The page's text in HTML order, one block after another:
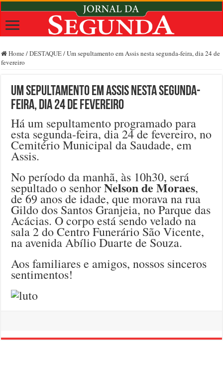
Home /DESTAQUE/Um sepultamento em Assis nesta segunda-feira, dia 24 de
fevereiro
Um sepultamento em Assis nesta segunda-
feira, dia 24 de fevereiro
Há um sepultamento programado para
esta segunda-feira, dia 24 de fevereiro, no
Cemitério Municipal da Saudade, em
Assis.
No período da manhã, às 10h30, será
sepultado o senhorNelson de Moraes,
de 69 anos de idade, que morava na rua
Gildo dos Santos Granjeia, no Parque das
Acácias. O corpo está sendo velado na
sala 2 do Centro Funerário São Vicente,
na avenida Abílio Duarte de Souza.
Aos familiares e amigos, nossos sinceros
sentimentos!